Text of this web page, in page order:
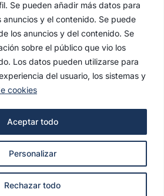
Se pueden añadir más datos para
anuncios y el contenido. Se puede
los anuncios y del contenido. Se
sobre el público que vio los
Los datos pueden utilizarse para
del usuario, los sistemas y
cookies
Personalizar
Rechazar todo
Aceptar todo
AVISO LEGAL
DE PRIVACIDAD
DE COOKIES
de la Estrella. Todos los derechos